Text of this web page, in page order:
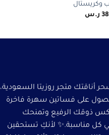
وكريستال
ر.س
أناقتك متجر روزيتا السعودية،
على فساتين سهرة فاخرة
ذوقك الرفيع وتمنحك
كل مناسبة.✨ لأنكِ تستحقين